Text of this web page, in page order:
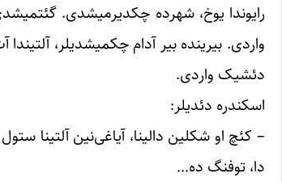
رایوندا یوخ، شهرده چکدیرمیشدی.
واردی. بیرینده بیر آدام چکمیشدیلر،
دئشیک واردی.
اسکندره دئدیلر:
– کئچ او شکلین دالینا، آیاغی‌نین آلتینا
دا، توفنگ ده…